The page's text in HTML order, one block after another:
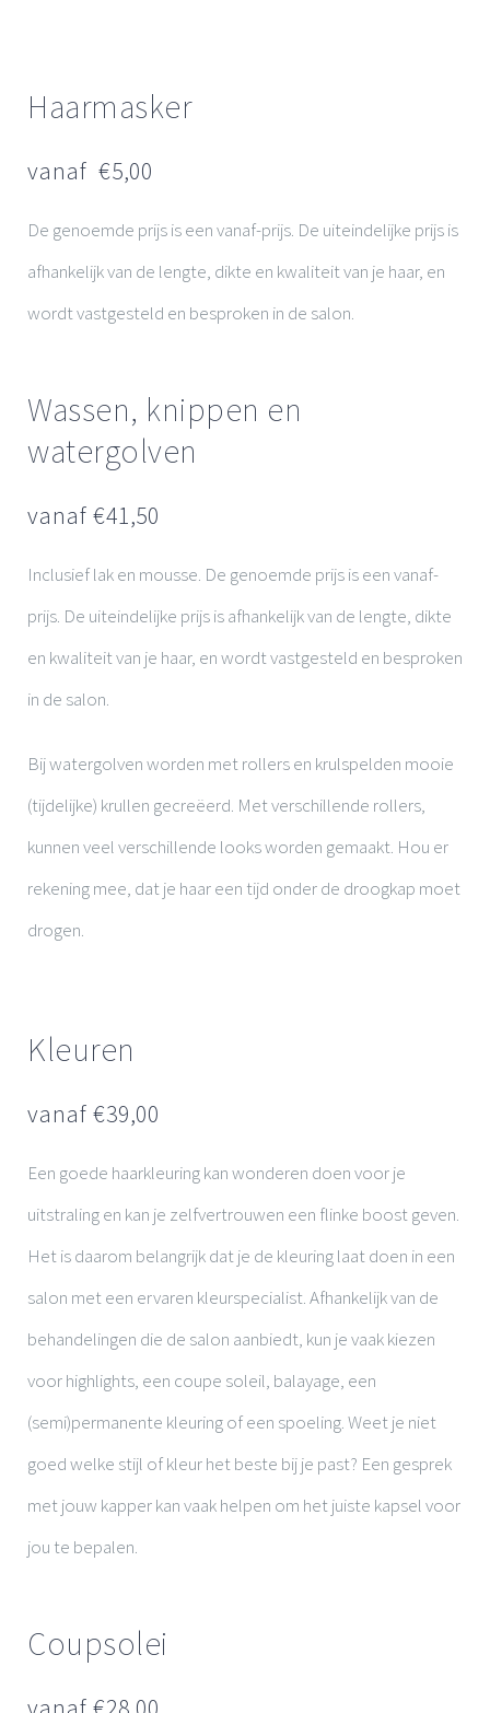
Haarmasker
vanaf €5,00
De genoemde prijs is een vanaf-prijs. De uiteindelijke prijs is
afhankelijk van de lengte, dikte en kwaliteit van je haar, en
wordt vastgesteld en besproken in de salon.
Wassen, knippen en
watergolven
vanaf €41,50
Inclusief lak en mousse. De genoemde prijs is een vanaf-
prijs. De uiteindelijke prijs is afhankelijk van de lengte, dikte
en kwaliteit van je haar, en wordt vastgesteld en besproken
in de salon.
Bij watergolven worden met rollers en krulspelden mooie
(tijdelijke) krullen gecreëerd. Met verschillende rollers,
kunnen veel verschillende looks worden gemaakt. Hou er
rekening mee, dat je haar een tijd onder de droogkap moet
drogen.
Kleuren
vanaf €39,00
Een goede haarkleuring kan wonderen doen voor je
uitstraling en kan je zelfvertrouwen een flinke boost geven.
Het is daarom belangrijk dat je de kleuring laat doen in een
salon met een ervaren kleurspecialist. Afhankelijk van de
behandelingen die de salon aanbiedt, kun je vaak kiezen
voor highlights, een coupe soleil, balayage, een
(semi)permanente kleuring of een spoeling. Weet je niet
goed welke stijl of kleur het beste bij je past? Een gesprek
met jouw kapper kan vaak helpen om het juiste kapsel voor
jou te bepalen.
Coupsolei